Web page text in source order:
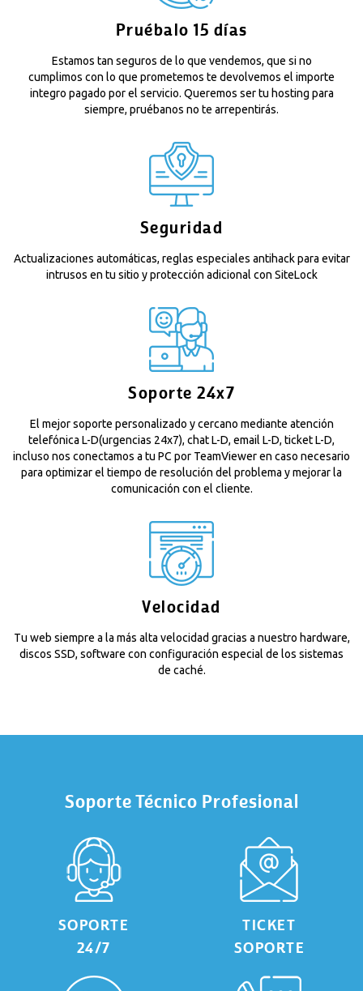
Pruébalo 15 días
Estamos tan seguros de lo que vendemos, que si no
cumplimos con lo que prometemos te devolvemos el importe
integro pagado por el servicio. Queremos ser tu hosting para
siempre, pruébanos no te arrepentirás.
Seguridad
Actualizaciones automáticas, reglas especiales antihack para evitar
intrusos en tu sitio y protección adicional con SiteLock
Soporte 24x7
El mejor soporte personalizado y cercano mediante atención
telefónica L-D(urgencias 24x7), chat L-D, email L-D, ticket L-D,
incluso nos conectamos a tu PC por TeamViewer en caso necesario
para optimizar el tiempo de resolución del problema y mejorar la
comunicación con el cliente.
Velocidad
Tu web siempre a la más alta velocidad gracias a nuestro hardware,
discos SSD, software con configuración especial de los sistemas
de caché.
Soporte Técnico Profesional
SOPORTE
24/7
TICKET
SOPORTE